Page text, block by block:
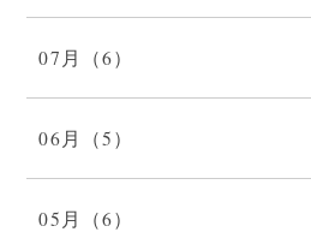
07月（6）
06月（5）
05月（6）